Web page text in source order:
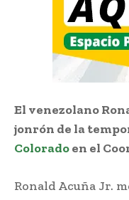
El venezolano
jonrón de la
Coloradoen el
Ronald Acuña Jr.